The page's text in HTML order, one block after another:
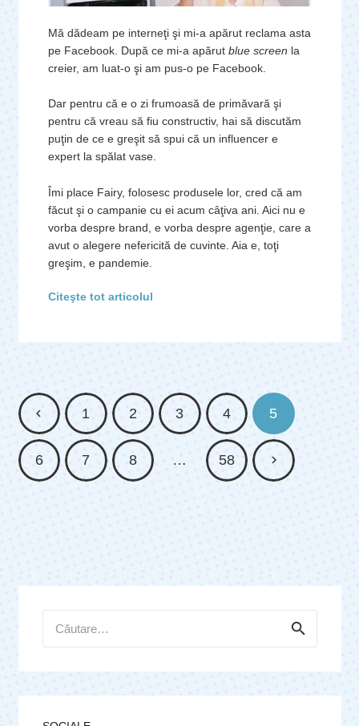
Mă dădeam pe interneţi şi mi-a apărut reclama asta
pe Facebook. După ce mi-a apărut blue screen la
creier, am luat-o şi am pus-o pe Facebook.
Dar pentru că e o zi frumoasă de primăvară şi
pentru că vreau să fiu constructiv, hai să discutăm
puţin de ce e greşit să spui că un influencer e
expert la spălat vase.
Îmi place Fairy, folosesc produsele lor, cred că am
făcut şi o campanie cu ei acum câţiva ani. Aici nu e
vorba despre brand, e vorba despre agenţie, care a
avut o alegere nefericită de cuvinte. Aia e, toţi
greşim, e pandemie.
Citeşte tot articolul
1 2 3 4 5
6 7 8 … 58
după: